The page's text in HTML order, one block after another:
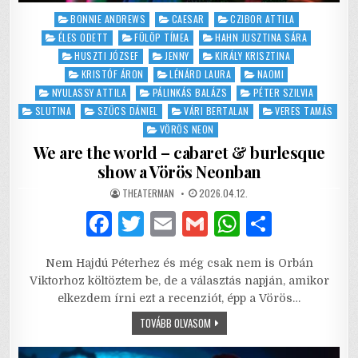
Posted
in
BONNIE ANDREWS CAESAR
CZIBOR ATTILA
ÉLES ODETT
FÜLÖP TÍMEA
HAHN JUSZTINA SÁRA
HUSZTI JÓZSEF
JENNY
KIRÁLY KRISZTINA
KRISTÓF ÁRON
LÉNÁRD LAURA
NAOMI
NYULASSY ATTILA
PÁLINKÁS BALÁZS
PÉTER SZILVIA
SLUTINA
SZŰCS DÁNIEL VÁRI BERTALAN
VERES TAMÁS
VÖRÖS NEON
We are the world – cabaret & burlesque
show a Vörös Neonban
AUTHOR:
THEATERMAN PUBLISHED
DATE:
2026.04.12.
F
c
e
o
T
it
te
r
E
ai
l
G
ai
l
W
at
s
p
ar
e
Nem Hajdú Péterhez és még csak nem is Orbán
Viktorhoz költöztem be, de a választás napján, amikor
elkezdem írni ezt a recenziót, épp a Vörös…
TOVÁBB OLVASOMWE
ARE
THE
WORLD